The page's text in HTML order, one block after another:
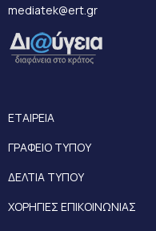
mediatek@ert.gr
ΕΤΑΙΡΕΙΑ
ΓΡΑΦΕΙΟ ΤΥΠΟΥ
ΔΕΛΤΙΑ ΤΥΠΟΥ
ΧΟΡΗΓΙΕΣ ΕΠΙΚΟΙΝΩΝΙΑΣ